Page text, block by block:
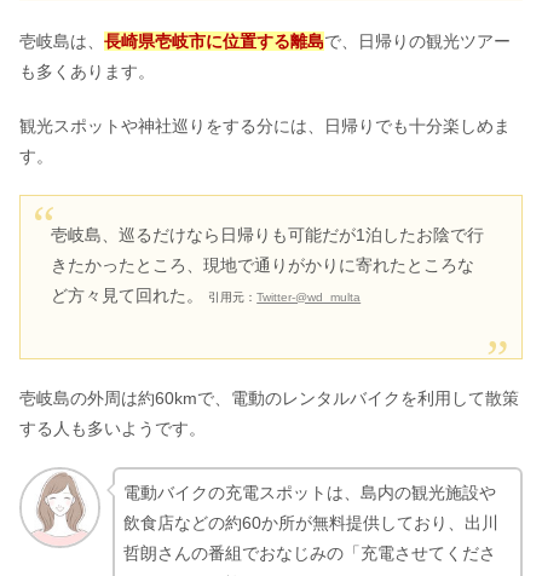
壱岐島は、 長崎県壱岐市に位置する離島で、日帰りの観光ツアー
も多くあります。
観光スポットや神社巡りをする分には、日帰りでも十分楽しめま
す。
壱岐島、巡るだけなら日帰りも可能だが1泊したお陰で行
きたかったところ、現地で通りがかりに寄れたところな
ど方々見て回れた。
引用元：Twitter-@wd_multa
壱岐島の外周は約60kmで、電動のレンタルバイクを利用して散策
する人も多いようです。
電動バイクの充電スポットは、島内の観光施設や
飲食店などの約60か所が無料提供しており、出川
哲朗さんの番組でおなじみの「充電させてくださ